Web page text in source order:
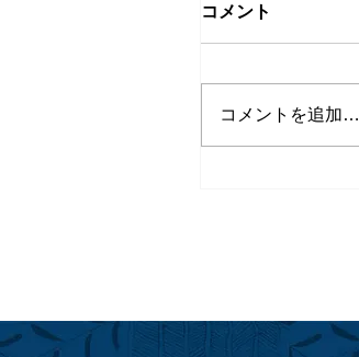
コメント
コメントを追加…